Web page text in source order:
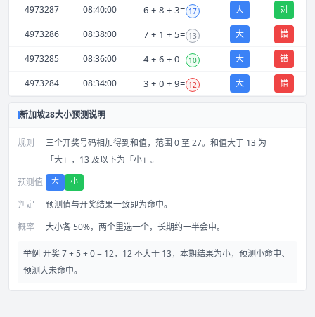
4973287 08:40:00 6 + 8 + 3= 17 大 对
4973286 08:38:00 7 + 1 + 5= 13 大 错
4973285 08:36:00 4+ 6 + 0= 10 大 错
4973284 08:34:00 3 + 0 + 9= 12 大 错
新加坡28大小预测说明
规则
三个开奖号码相加得到和值，范围 0 至 27。和值大于 13 为
「大」，13 及以下为「小」。
预测值
大 小
判定
预测值与开奖结果一致即为命中。
概率
大小各 50%，两个里选一个，长期约一半会中。
举例 开奖 7 + 5 + 0 = 12，12 不大于 13，本期结果为小，预测小命中、
预测大未命中。